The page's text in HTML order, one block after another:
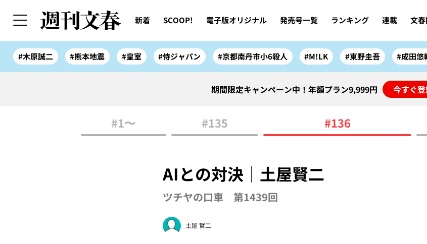
新着 SCOOP! 電子版オリジナル 発売号一覧 ランキング 連載 文
#木原誠二 #熊本地震 #皇室 #侍ジャパン #京都南丹市小6殺人 #M!LK #東野圭吾 #成田悠
期間限定キャンペーン中！年額プラン9,999円 今すぐ
#1〜 #135 #136
AIとの対決｜土屋賢二
ツチヤの口車 第1439回
土屋 賢二